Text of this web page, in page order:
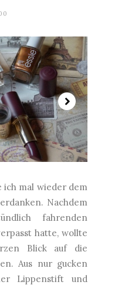
ich mal wieder dem
Nachdem
fahrenden
hatte, wollte
Blick auf die
Aus nur gucken
Lippenstift und